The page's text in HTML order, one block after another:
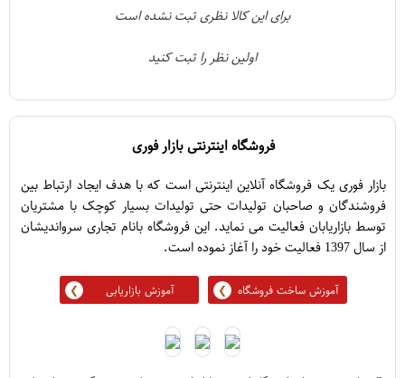
0
برای این کالا نظری ثبت نشده است
اولین نظر را ثبت کنید
فروشگاه اینترنتی بازار فوری
بازار فوری یک فروشگاه آنلاین اینترنتی است که با هدف ایجاد ارتباط بین
فروشندگان و صاحبان تولیدات حتی تولیدات بسیار کوچک با مشتریان
توسط بازاریابان فعالیت می نماید. این فروشگاه بانام تجاری سرواندیشان
از سال 1397 فعالیت خود را آغاز نموده است.
آموزش ساخت فروشگاه آموزش بازاریابی